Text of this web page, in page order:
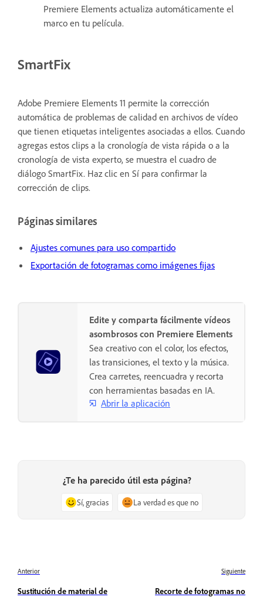
Premiere Elements actualiza automáticamente el
marco en tu película.
SmartFix
Adobe Premiere Elements 11 permite la corrección
automática de problemas de calidad en archivos de vídeo
que tienen etiquetas inteligentes asociadas a ellos. Cuando
agregas estos clips a la cronología de vista rápida o a la
cronología de vista experto, se muestra el cuadro de
diálogo SmartFix. Haz clic en Sí para confirmar la
corrección de clips.
Páginas similares
Ajustes comunes para uso compartido
Exportación de fotogramas como imágenes fijas
Edite y comparta fácilmente vídeos
asombrosos con Premiere Elements
Sea creativo con el color, los efectos,
las transiciones, el texto y la música.
Crea carretes, reencuadra y recorta
con herramientas basadas en IA.
Abrir la aplicación
¿Te ha parecido útil esta página?
Sí, gracias La verdad es que no
Anterior
Sustitución de material de
Siguiente
Recorte de fotogramas no